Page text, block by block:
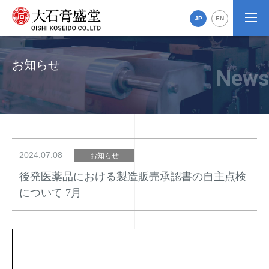
JP EN
お知らせ
2024.07.08 お知らせ
後発医薬品における製造販売承認書の自主点検
について 7月